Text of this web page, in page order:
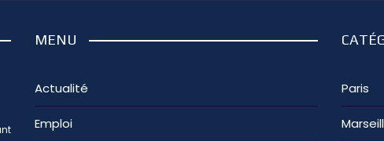
MENU
Actualité
Emploi
Paris